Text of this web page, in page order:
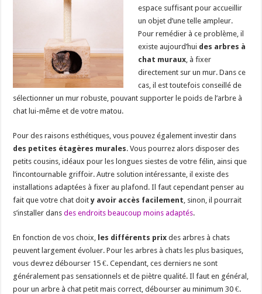
espace suffisant pour accueillir
un objet d’une telle ampleur.
Pour remédier à ce problème, il
existe aujourd’hui des arbres à
chat muraux, à fixer
directement sur un mur. Dans ce
cas, il est toutefois conseillé de
sélectionner un mur robuste, pouvant supporter le poids de l’arbre à
chat lui-même et de votre matou.
Pour des raisons esthétiques, vous pouvez également investir dans
des petites étagères murales. Vous pourrez alors disposer des
petits cousins, idéaux pour les longues siestes de votre félin, ainsi que
l’incontournable griffoir. Autre solution intéressante, il existe des
installations adaptées à fixer au plafond. Il faut cependant penser au
fait que votre chat doity avoir accès facilement, sinon, il pourrait
s’installer dansdes endroits beaucoup moins adaptés.
En fonction de vos choix, les différents prix des arbres à chats
peuvent largement évoluer. Pour les arbres à chats les plus basiques,
vous devrez débourser 15 €. Cependant, ces derniers ne sont
généralement pas sensationnels et de piètre qualité. Il faut en général,
pour un arbre à chat petit mais correct, débourser au minimum 30 €.